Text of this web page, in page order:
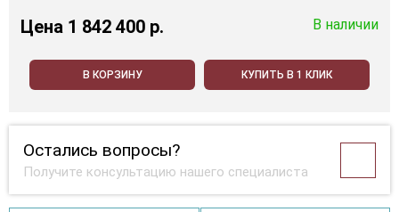
Цена 1 842 400 p. В наличии
В КОРЗИНУ КУПИТЬ В 1 КЛИК
Остались вопросы?
Получите консультацию нашего специалиста